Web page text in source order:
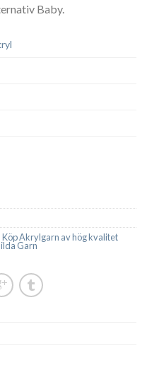
Baby.
Akrylgarn av hög kvalitet
Garn